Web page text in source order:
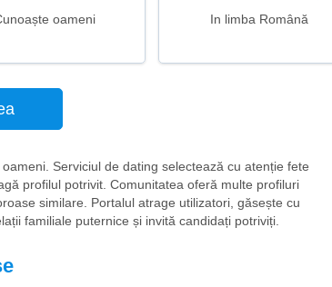
oameni In limba Română
Serviciul de dating selectează cu atenție fete
profilul potrivit. Comunitatea oferă multe profiluri
similare. Portalul atrage utilizatori, găsește cu
familiale puternice și invită candidați potriviți.